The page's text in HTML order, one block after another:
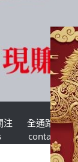
注
全通路客服
contact us